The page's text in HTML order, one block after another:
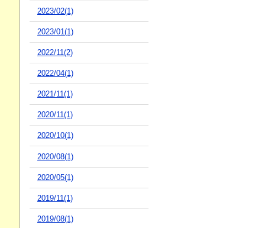
2023/02(1)
2023/01(1)
2022/11(2)
2022/04(1)
2021/11(1)
2020/11(1)
2020/10(1)
2020/08(1)
2020/05(1)
2019/11(1)
2019/08(1)